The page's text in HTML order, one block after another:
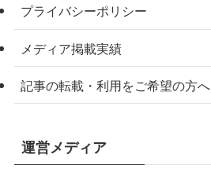
プライバシーポリシー
メディア掲載実績
記事の転載・利用をご希望の方へ
運営メディア